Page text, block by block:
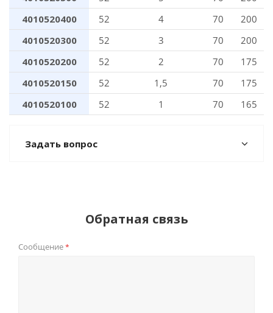
4010520400
52 4 70
200
4010520300
52 3 70
200
4010520200
52 2 70
175
4010520150
52 1,5 70
175
4010520100
52 1 70 165
Задать вопрос
Обратная связь
Сообщение*